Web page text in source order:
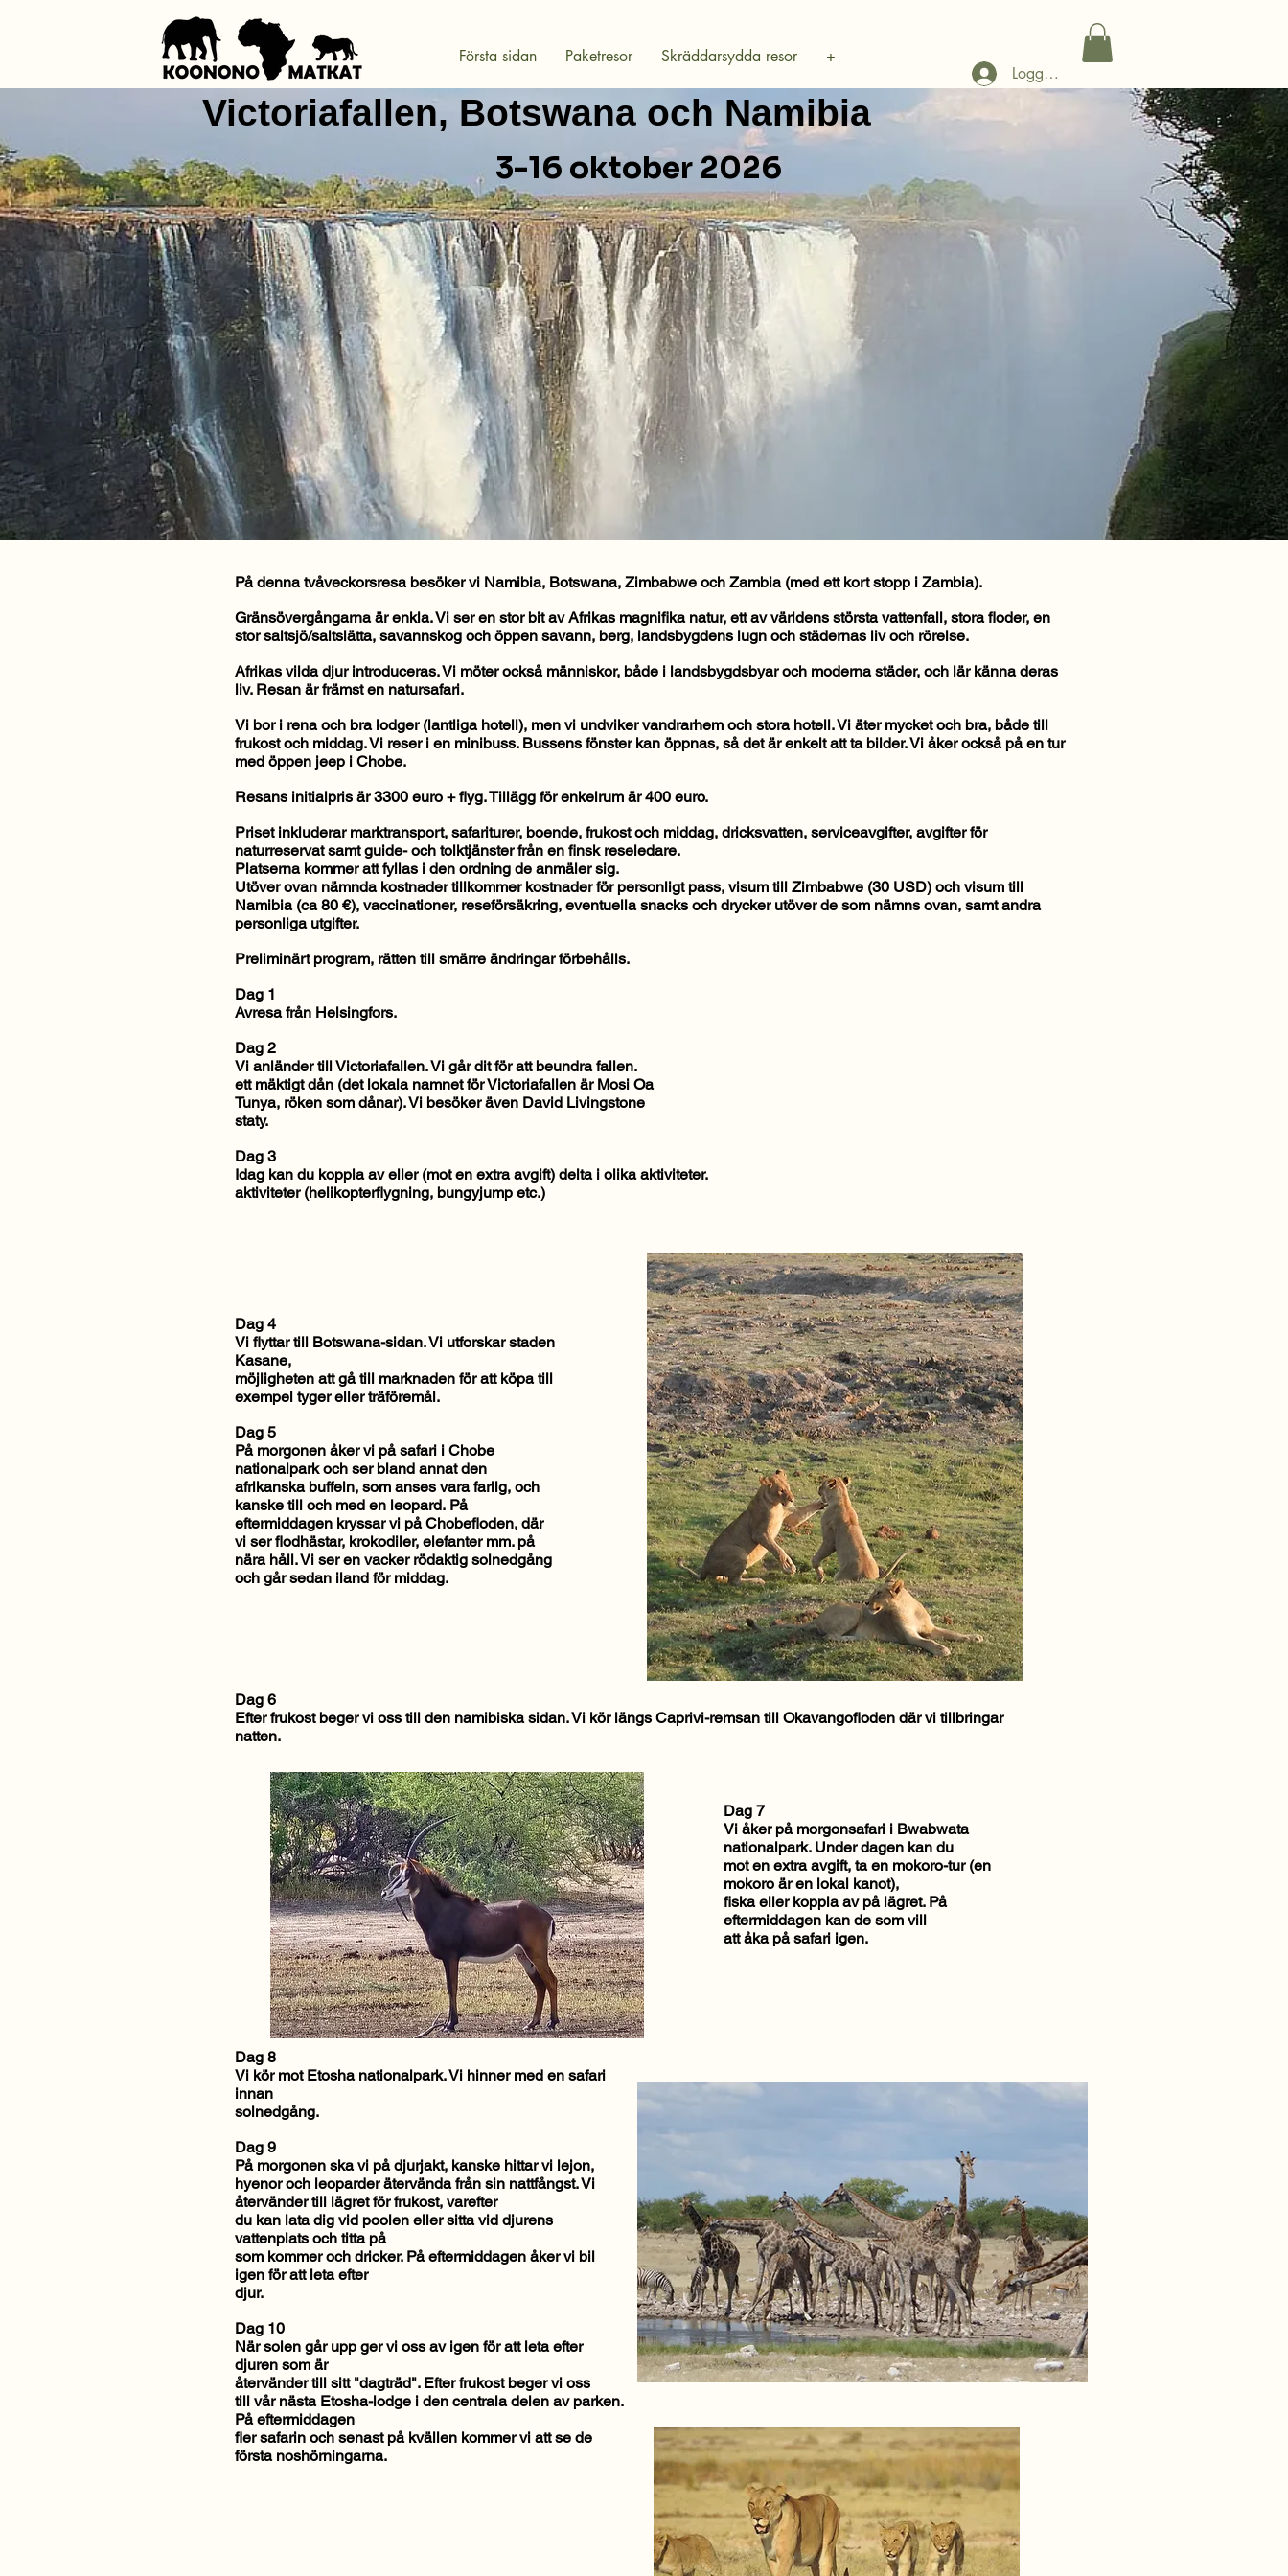
Första sidan Paketresor Skräddarsydda resor
+
Logga in
Victoriafallen, Botswana och Namibia
3-16 oktober 2026
På denna tvåveckorsresa besöker vi Namibia, Botswana, Zimbabwe och Zambia (med ett kort stopp i Zambia).
Gränsövergångarna är enkla. Vi ser en stor bit av Afrikas magnifika natur, ett av världens största vattenfall, stora floder, en
stor saltsjö/saltslätta, savannskog och öppen savann, berg, landsbygdens lugn och städernas liv och rörelse.
Afrikas vilda djur introduceras. Vi möter också människor, både i landsbygdsbyar och moderna städer, och lär känna deras
liv. Resan är främst en natursafari.
Vi bor i rena och bra lodger (lantliga hotell), men vi undviker vandrarhem och stora hotell. Vi äter mycket och bra, både till
frukost och middag. Vi reser i en minibuss. Bussens fönster kan öppnas, så det är enkelt att ta bilder. Vi åker också på en tur
med öppen jeep i Chobe.
Resans initialpris är 3300 euro + flyg. Tillägg för enkelrum är 400 euro.
Priset inkluderar marktransport, safariturer, boende, frukost och middag, dricksvatten, serviceavgifter, avgifter för
naturreservat samt guide- och tolktjänster från en finsk reseledare.
Platserna kommer att fyllas i den ordning de anmäler sig.
Utöver ovan nämnda kostnader tillkommer kostnader för personligt pass, visum till Zimbabwe (30 USD) och visum till
Namibia (ca 80 €), vaccinationer, reseförsäkring, eventuella snacks och drycker utöver de som nämns ovan, samt andra
personliga utgifter.
Preliminärt program, rätten till smärre ändringar förbehålls.
Dag 1
Avresa från Helsingfors.
Dag 2
Vi anländer till Victoriafallen. Vi går dit för att beundra fallen.
ett mäktigt dån (det lokala namnet för Victoriafallen är Mosi Oa
Tunya, röken som dånar). Vi besöker även David Livingstone
staty.
Dag 3
Idag kan du koppla av eller (mot en extra avgift) delta i olika aktiviteter.
aktiviteter (helikopterflygning, bungyjump etc.)
Dag 4
Vi flyttar till Botswana-sidan. Vi utforskar staden
Kasane,
möjligheten att gå till marknaden för att köpa till
exempel tyger eller träföremål.
Dag 5
På morgonen åker vi på safari i Chobe
nationalpark och ser bland annat den
afrikanska buffeln, som anses vara farlig, och
kanske till och med en leopard. På
eftermiddagen kryssar vi på Chobefloden, där
vi ser flodhästar, krokodiler, elefanter mm. på
nära håll. Vi ser en vacker rödaktig solnedgång
och går sedan iland för middag.
Dag 6
Efter frukost beger vi oss till den namibiska sidan. Vi kör längs Caprivi-remsan till Okavangofloden där vi tillbringar
natten.
Dag 7
Vi åker på morgonsafari i Bwabwata
nationalpark. Under dagen kan du
mot en extra avgift, ta en mokoro-tur (en
mokoro är en lokal kanot),
fiska eller koppla av på lägret. På
eftermiddagen kan de som vill
att åka på safari igen.
Dag 8
Vi kör mot Etosha nationalpark. Vi hinner med en safari
innan
solnedgång.
Dag 9
På morgonen ska vi på djurjakt, kanske hittar vi lejon,
hyenor och leoparder ätervända från sin nattfångst. Vi
återvänder till lägret för frukost, varefter
du kan lata dig vid poolen eller sitta vid djurens
vattenplats och titta på
som kommer och dricker. På eftermiddagen åker vi bil
igen för att leta efter
djur.
Dag 10
När solen går upp ger vi oss av igen för att leta efter
djuren som är
återvänder till sitt "dagträd". Efter frukost beger vi oss
till vår nästa Etosha-lodge i den centrala delen av parken.
På eftermiddagen
fler safarin och senast på kvällen kommer vi att se de
första noshörningarna.